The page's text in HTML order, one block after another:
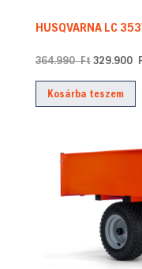
HUSQVARNA LC
364.990Ft Original
was:
329.900
Kosárba teszem